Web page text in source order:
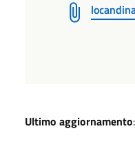
Ultimo aggiornamento